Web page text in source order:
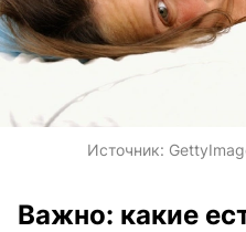
Источник:
Важно: какие